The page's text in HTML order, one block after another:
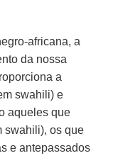
africana, a
da nossa
a
swahili) e
aqueles que
swahili), os que
e antepassados